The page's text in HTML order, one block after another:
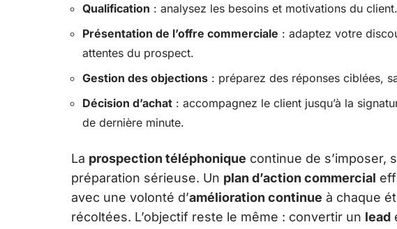
Qualification : analysez les besoins et motivations du client.
Présentation de l’offre commerciale : adaptez votre
attentes du prospect.
Gestion des objections : préparez des réponses ciblées,
Décision d’achat : accompagnez le client jusqu’à la
de dernière minute.
La prospection téléphonique continue de s’imposer,
préparation sérieuse. Un plan d’action commercial
avec une volonté d’amélioration continue à chaque
récoltées. L’objectif reste le même : convertir un lead